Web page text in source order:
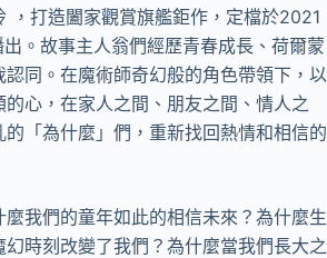
，打造闔家觀賞旗艦鉅作，定檔於2021
。故事主人翁們經歷青春成長、荷爾蒙
同。在魔術師奇幻般的角色帶領下，以
心，在家人之間、朋友之間、情人之
「為什麼」們，重新找回熱情和相信的
我們的童年如此的相信未來？為什麼生
時刻改變了我們？為什麼當我們長大之